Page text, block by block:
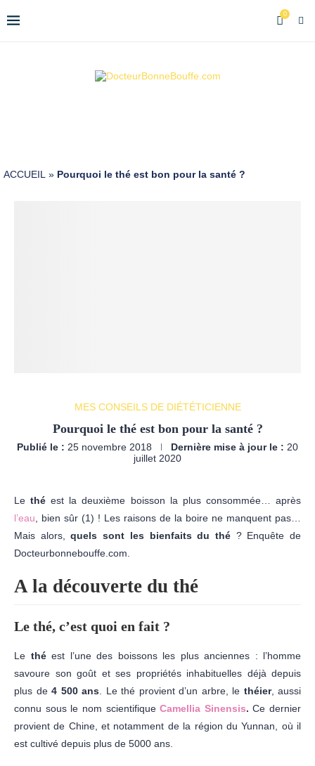
0
ACCUEIL » Pourquoi le thé est bon pour la santé ?
MES CONSEILS DE DIÉTÉTICIENNE
Pourquoi le thé est bon pour la santé ?
Publié le : 25 novembre 2018 Dernière mise à jour le : 20
juillet 2020
Lethéest la deuxième boisson la plus consommée… après
l’eau , bien sûr (1) ! Les raisons de la boire ne manquent pas…
Mais alors,quels sont les bienfaits du thé ? Enquête de
Docteurbonnebouffe.com.
A la découverte du thé
Le thé, c’est quoi en fait ?
Le théest l’une des boissons les plus anciennes : l’homme
savoure son goût et ses propriétés inhabituelles déjà depuis
plus de 4 500 ans . Le thé provient d’un arbre, le théier, aussi
connu sous le nom scientifiqueCamellia Sinensis. Ce dernier
provient de Chine, et notamment de la région du Yunnan, où il
est cultivé depuis plus de 5000 ans.